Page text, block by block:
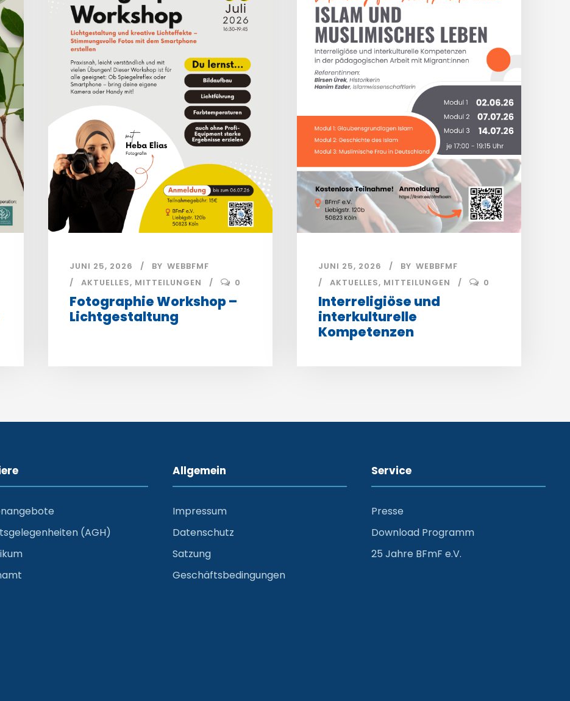
JUNI 25, 2026 BY WEBBFMF
AKTUELLES, MITTEILUNGEN 0
Fotographie Workshop –
Lichtgestaltung
JUNI 25, 2026 BY WEBBFMF
AKTUELLES, MITTEILUNGEN 0
Interreligiöse und
interkulturelle
Kompetenzen
(AGH)
Allgemein
Impressum
Datenschutz
Satzung
Geschäftsbedingungen
Service
Presse
Download Programm
25 Jahre BFmF e.V.